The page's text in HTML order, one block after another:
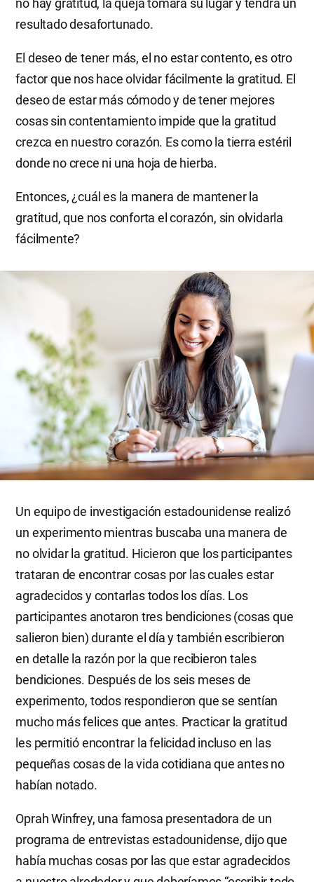
no hay gratitud, la queja tomará su lugar y tendrá un
resultado desafortunado.
El deseo de tener más, el no estar contento, es otro
factor que nos hace olvidar fácilmente la gratitud. El
deseo de estar más cómodo y de tener mejores
cosas sin contentamiento impide que la gratitud
crezca en nuestro corazón. Es como la tierra estéril
donde no crece ni una hoja de hierba.
Entonces, ¿cuál es la manera de mantener la
gratitud, que nos conforta el corazón, sin olvidarla
fácilmente?
Un equipo de investigación estadounidense realizó
un experimento mientras buscaba una manera de
no olvidar la gratitud. Hicieron que los participantes
trataran de encontrar cosas por las cuales estar
agradecidos y contarlas todos los días. Los
participantes anotaron tres bendiciones (cosas que
salieron bien) durante el día y también escribieron
en detalle la razón por la que recibieron tales
bendiciones. Después de los seis meses de
experimento, todos respondieron que se sentían
mucho más felices que antes. Practicar la gratitud
les permitió encontrar la felicidad incluso en las
pequeñas cosas de la vida cotidiana que antes no
habían notado.
Oprah Winfrey, una famosa presentadora de un
programa de entrevistas estadounidense, dijo que
había muchas cosas por las que estar agradecidos